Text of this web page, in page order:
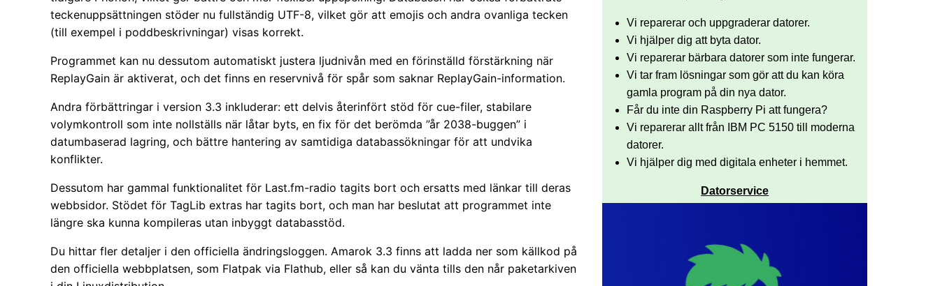
teckenuppsättningen stöder nu fullständig UTF-8, vilket gör att emojis och andra ovanliga tecken
(till exempel i poddbeskrivningar) visas korrekt.
Programmet kan nu dessutom automatiskt justera ljudnivån med en förinställd förstärkning när
ReplayGain är aktiverat, och det finns en reservnivå för spår som saknar ReplayGain-information.
Andra förbättringar i version 3.3 inkluderar: ett delvis återinfört stöd för cue-filer, stabilare
volymkontroll som inte nollställs när låtar byts, en fix för det berömda ”år 2038-buggen” i
datumbaserad lagring, och bättre hantering av samtidiga databassökningar för att undvika
konflikter.
Dessutom har gammal funktionalitet för Last.fm-radio tagits bort och ersatts med länkar till deras
webbsidor. Stödet för TagLib extras har tagits bort, och man har beslutat att programmet inte
längre ska kunna kompileras utan inbyggt databasstöd.
Du hittar fler detaljer i den officiella ändringsloggen. Amarok 3.3 finns att ladda ner som källkod på
den officiella webbplatsen, som Flatpak via Flathub, eller så kan du vänta tills den når paketarkiven
Vi reparerar och uppgraderar datorer.
Vi hjälper dig att byta dator.
Vi reparerar bärbara datorer som inte fungerar.
Vi tar fram lösningar som gör att du kan köra
gamla program på din nya dator.
Får du inte din Raspberry Pi att fungera?
Vi reparerar allt från IBM PC 5150 till moderna
datorer.
Vi hjälper dig med digitala enheter i hemmet.
Datorservice